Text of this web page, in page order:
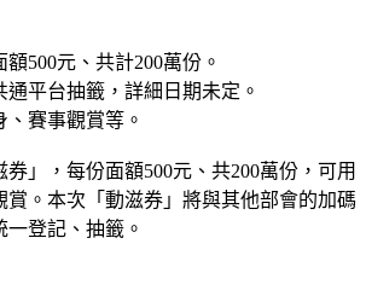
500元、共計200萬份。
平台抽籤，詳細日期未定。
賽事觀賞等。
」，每份面額500元、共200萬份，可用
賞。本次「動滋券」將與其他部會的加碼
登記、抽籤。